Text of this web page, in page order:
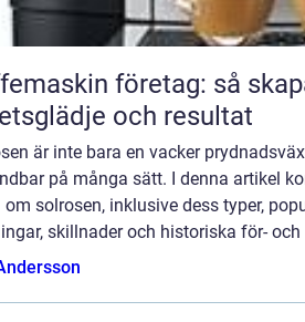
företag: så
och resultat
är inte bara en vacker
på många sätt. I denna artikel
solrosen, inklusive dess typer,
skillnader och historiska för- och